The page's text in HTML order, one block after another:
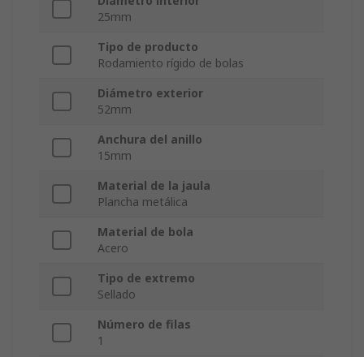
25mm
Tipo de producto
Rodamiento rígido de bolas
Diámetro exterior
52mm
Anchura del anillo
15mm
Material de la jaula
Plancha metálica
Material de bola
Acero
Tipo de extremo
Sellado
Número de filas
1